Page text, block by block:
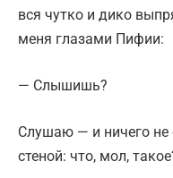
вся чутко и дико
меня глазами Пифии:
— Слышишь?
Слушаю — и ничего
стеной: что, мол,